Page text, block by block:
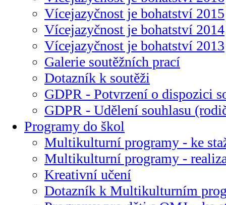
Vícejazyčnost je bohatství 2015
Vícejazyčnost je bohatství 2014
Vícejazyčnost je bohatství 2013
Galerie soutěžních prací
Dotazník k soutěži
GDPR - Potvrzení o dispozici
GDPR - Udělení souhlasu
Programy do škol
Multikulturní programy - ke
Multikulturní programy -
Kreativní učení
Dotazník k Multikulturním